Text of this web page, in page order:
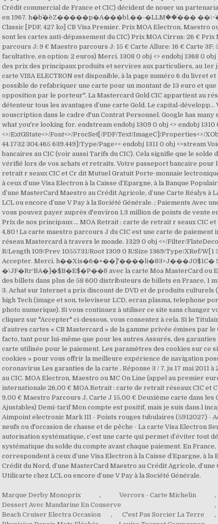
Marque Derby Monoprix , Vercors - Carte Michelin
,
Dessert Avec Mandarine En Conserve
,
Beach Cruiser Electra Occasion
, C'est Pas Sorcier La Terre
,